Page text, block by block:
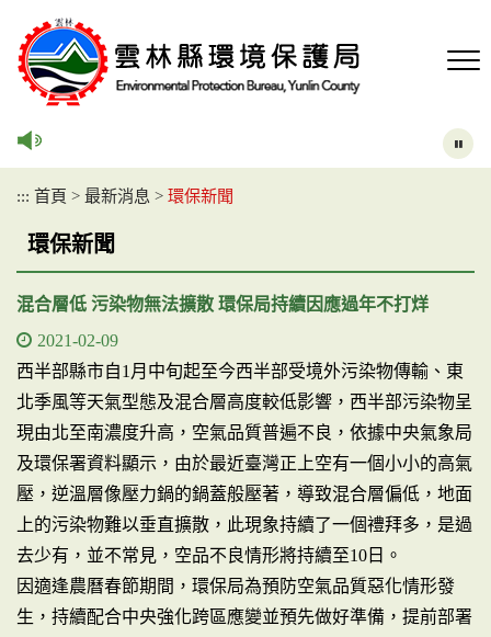
::: 首頁 > 最新消息 > 環保新聞
環保新聞
混合層低 污染物無法擴散 環保局持續因應過年不打烊
2021-02-09
西半部縣市自1月中旬起至今西半部受境外污染物傳輸、東
北季風等天氣型態及混合層高度較低影響，西半部污染物呈
現由北至南濃度升高，空氣品質普遍不良，依據中央氣象局
及環保署資料顯示，由於最近臺灣正上空有一個小小的高氣
壓，逆溫層像壓力鍋的鍋蓋般壓著，導致混合層偏低，地面
上的污染物難以垂直擴散，此現象持續了一個禮拜多，是過
去少有，並不常見，空品不良情形將持續至10日。
因適逢農曆春節期間，環保局為預防空氣品質惡化情形發
生，持續配合中央強化跨區應變並預先做好準備，提前部署